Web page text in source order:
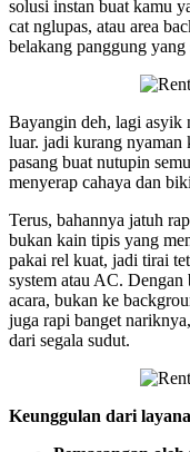
solusi instan buat kamu
cat nglupas, atau area
belakang panggung
Bayangin deh, lagi asyik
luar. jadi kurang
pasang buat nutupin
menyerap cahaya dan
Terus, bahannya jatuh
bukan kain tipis yang
pakai rel kuat, jadi tirai
system atau AC.
acara, bukan ke
juga rapi banget
dari segala sudut.
Keunggulan dari